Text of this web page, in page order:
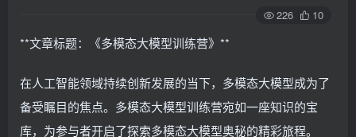
226 10
**文章标题：《多模态大模型训练营》**
在人工智能领域持续创新发展的当下，多模态大模型成为了
备受瞩目的焦点。多模态大模型训练营宛如一座知识的宝
库，为参与者开启了探索多模态大模型奥秘的精彩旅程。